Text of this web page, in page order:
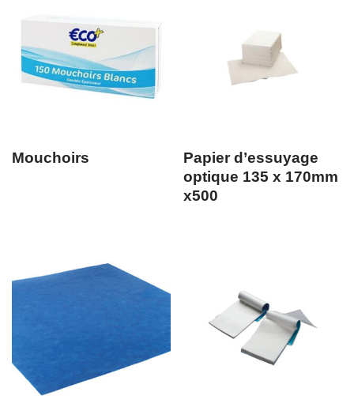
Mouchoirs
Papier d’essuyage
optique 135 x 170mm
x500